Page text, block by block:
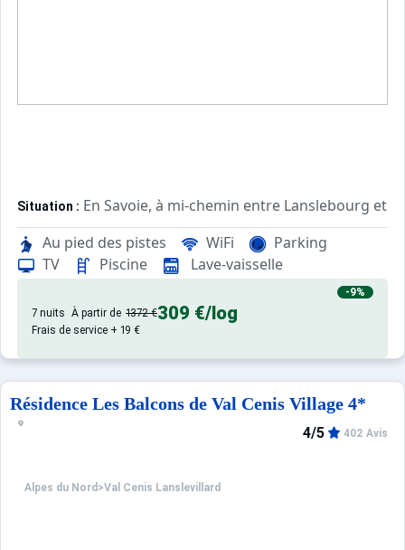
Situation : En Savoie, à mi-chemin entre Lanslebourg et
Résidence de prestige :Cette résidence inclut une grande
Appartements haut de gamme répartis sur 3 chalets.
Au pied des pistes WiFi
Parking
TV
Piscine Lave-vaisselle
-9%
7 nuits À partir de 1372 €309 €/log
Frais de service + 19 €
Résidence Les Balcons de Val Cenis Village 4*
Alpes du Nord >Val Cenis Lanslevillard
4/5 402 Avis